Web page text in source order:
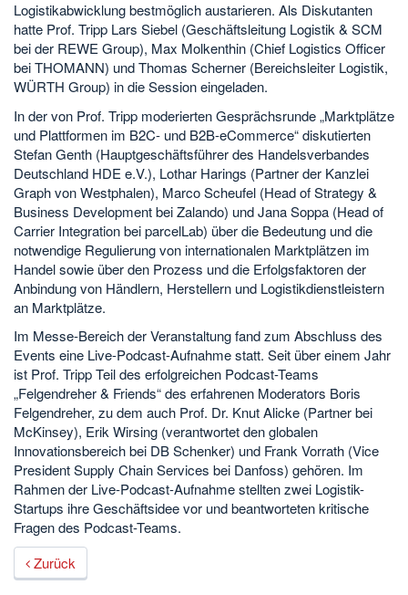
Logistikabwicklung bestmöglich austarieren. Als Diskutanten
hatte Prof. Tripp Lars Siebel (Geschäftsleitung Logistik & SCM
bei der REWE Group), Max Molkenthin (Chief Logistics Officer
bei THOMANN) und Thomas Scherner (Bereichsleiter Logistik,
WÜRTH Group) in die Session eingeladen.
In der von Prof. Tripp moderierten Gesprächsrunde „Marktplätze
und Plattformen im B2C- und B2B-eCommerce“ diskutierten
Stefan Genth (Hauptgeschäftsführer des Handelsverbandes
Deutschland HDE e.V.), Lothar Harings (Partner der Kanzlei
Graph von Westphalen), Marco Scheufel (Head of Strategy &
Business Development bei Zalando) und Jana Soppa (Head of
Carrier Integration bei parcelLab) über die Bedeutung und die
notwendige Regulierung von internationalen Marktplätzen im
Handel sowie über den Prozess und die Erfolgsfaktoren der
Anbindung von Händlern, Herstellern und Logistikdienstleistern
an Marktplätze.
Im Messe-Bereich der Veranstaltung fand zum Abschluss des
Events eine Live-Podcast-Aufnahme statt. Seit über einem Jahr
ist Prof. Tripp Teil des erfolgreichen Podcast-Teams
„Felgendreher & Friends“ des erfahrenen Moderators Boris
Felgendreher, zu dem auch Prof. Dr. Knut Alicke (Partner bei
McKinsey), Erik Wirsing (verantwortet den globalen
Innovationsbereich bei DB Schenker) und Frank Vorrath (Vice
President Supply Chain Services bei Danfoss) gehören. Im
Rahmen der Live-Podcast-Aufnahme stellten zwei Logistik-
Startups ihre Geschäftsidee vor und beantworteten kritische
Fragen des Podcast-Teams.
Zurück